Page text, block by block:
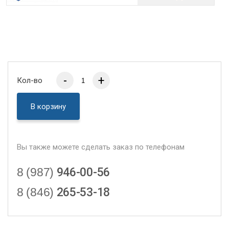
Кол-во - +
В корзину
Вы также можете сделать заказ по телефонам
8 (987) 946-00-56
8 (846) 265-53-18